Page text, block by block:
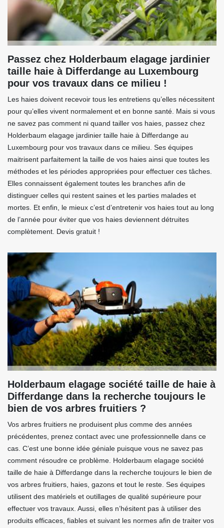
Passez chez Holderbaum elagage jardinier
taille haie à Differdange au Luxembourg
pour vos travaux dans ce milieu !
Les haies doivent recevoir tous les entretiens qu’elles nécessitent
pour qu’elles vivent normalement et en bonne santé. Mais si vous
ne savez pas comment ni quand tailler vos haies, passez chez
Holderbaum elagage jardinier taille haie à Differdange au
Luxembourg pour vos travaux dans ce milieu. Ses équipes
maitrisent parfaitement la taille de vos haies ainsi que toutes les
méthodes et les périodes appropriées pour effectuer ces tâches.
Elles connaissent également toutes les branches afin de
distinguer celles qui restent saines et les parties malades et
mortes. Et enfin, le mieux c’est d’entretenir vos haies tout au long
de l’année pour éviter que vos haies deviennent détruites
complètement. Devis gratuit !
Holderbaum elagage société taille de haie à
Differdange dans la recherche toujours le
bien de vos arbres fruitiers ?
Vos arbres fruitiers ne produisent plus comme des années
précédentes, prenez contact avec une professionnelle dans ce
cas. C’est une bonne idée géniale puisque vous ne savez pas
comment résoudre ce problème. Holderbaum elagage société
taille de haie à Differdange dans la recherche toujours le bien de
vos arbres fruitiers, haies, gazons et tout le reste. Ses équipes
utilisent des matériels et outillages de qualité supérieure pour
effectuer vos travaux. Aussi, elles n’hésitent pas à utiliser des
produits efficaces, fiables et suivant les normes afin de traiter vos